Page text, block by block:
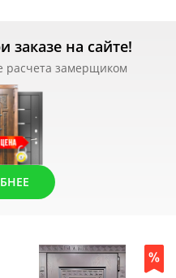
заказе на сайте!
расчета замерщиком